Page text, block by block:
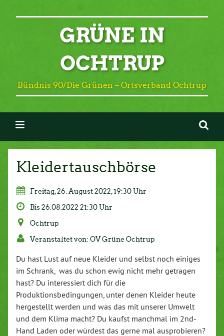
GRÜNE IN
OCHTRUP
Bündnis 90/Die Grünen – Ortsverband Ochtrup
Kleidertauschbörse
Freitag, 26. August 2022, 19:30 Uhr
Bis 26.08.2022 21:30 Uhr
Ochtrup
Veranstaltet von: OV Grüne Ochtrup
Du hast Lust auf neue Kleider und selbst noch einiges
im Schrank, was du schon ewig nicht mehr getragen
hast? Du interessiert dich für die
Produktionsbedingungen, unter denen Kleider heute
hergestellt werden und was das mit unserer Umwelt
und dem Klima macht? Du kaufst manchmal im 2nd-
Hand Laden oder würdest das gerne mal ausprobieren?